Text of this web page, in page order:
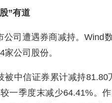
”有道
公司遭遇券商减持。Wind
公司股份。
被中信证券累计减持
一季度末减少64.41%。